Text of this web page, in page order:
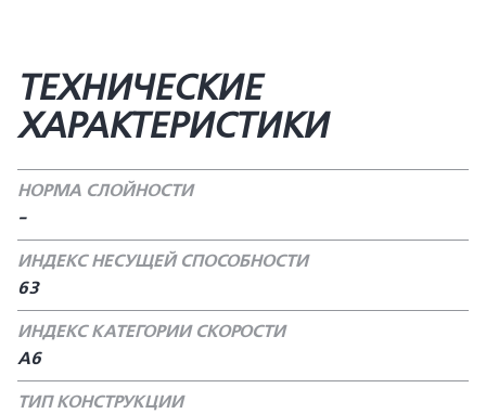
ТЕХНИЧЕСКИЕ
ХАРАКТЕРИСТИКИ
НОРМА СЛОЙНОСТИ
-
ИНДЕКС НЕСУЩЕЙ СПОСОБНОСТИ
63
ИНДЕКС КАТЕГОРИИ СКОРОСТИ
А6
ТИП КОНСТРУКЦИИ